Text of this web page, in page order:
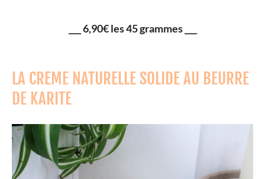
___ 6,90€ les 45 grammes ___
LA CREME NATURELLE SOLIDE AU BEURRE
DE KARITE